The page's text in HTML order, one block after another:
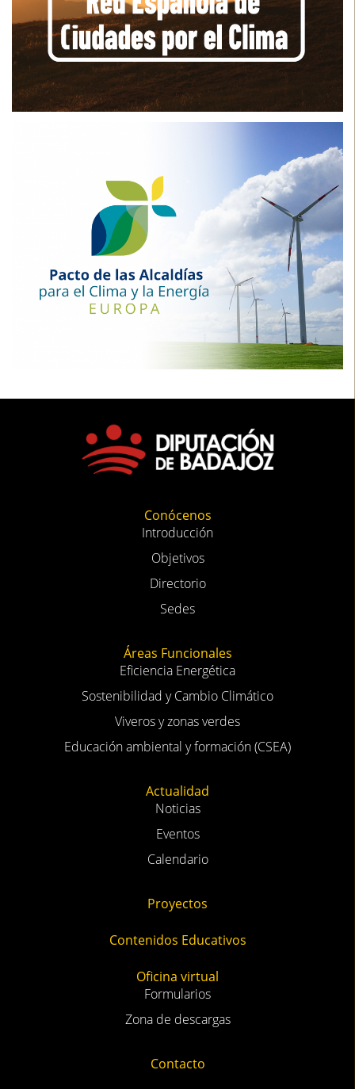
Conócenos
Introducción
Objetivos
Directorio
Sedes
Áreas Funcionales
Eficiencia Energética
Sostenibilidad y Cambio Climático
Viveros y zonas verdes
Educación ambiental y formación (CSEA)
Actualidad
Noticias
Eventos
Calendario
Proyectos
Contenidos Educativos
Oficina virtual
Formularios
Zona de descargas
Contacto